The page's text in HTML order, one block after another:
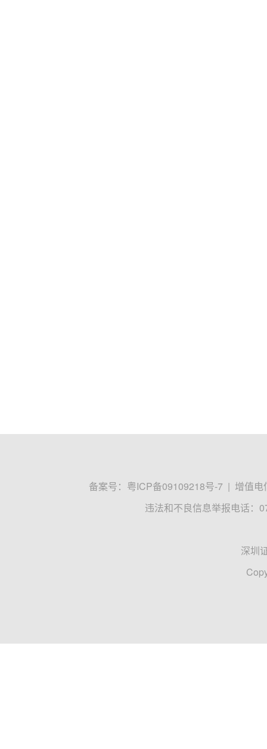
备案号： 粤ICP备09109218号-7 | 增值电
违法和不良信息举报电话：
深圳